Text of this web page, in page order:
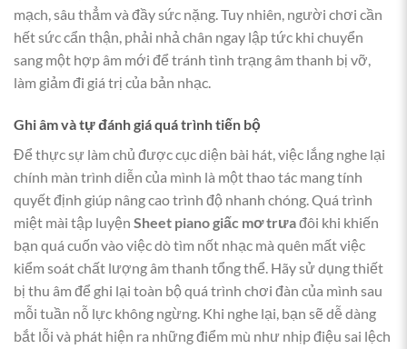
mạch, sâu thẳm và đầy sức nặng. Tuy nhiên, người chơi cần
hết sức cẩn thận, phải nhả chân ngay lập tức khi chuyển
sang một hợp âm mới để tránh tình trạng âm thanh bị vỡ,
làm giảm đi giá trị của bản nhạc.
Ghi âm và tự đánh giá quá trình tiến bộ
Để thực sự làm chủ được cục diện bài hát, việc lắng nghe lại
chính màn trình diễn của mình là một thao tác mang tính
quyết định giúp nâng cao trình độ nhanh chóng. Quá trình
miệt mài tập luyện Sheet piano giấc mơ trưađôi khi khiến
bạn quá cuốn vào việc dò tìm nốt nhạc mà quên mất việc
kiểm soát chất lượng âm thanh tổng thể. Hãy sử dụng thiết
bị thu âm để ghi lại toàn bộ quá trình chơi đàn của mình sau
mỗi tuần nỗ lực không ngừng. Khi nghe lại, bạn sẽ dễ dàng
bắt lỗi và phát hiện ra những điểm mù như nhịp điệu sai lệch